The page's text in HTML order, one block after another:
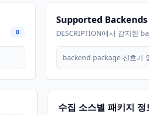
0
Supported Backends
DESCRIPTION에서 감지한
backend package 신호가
수집 소스별 패키지 정